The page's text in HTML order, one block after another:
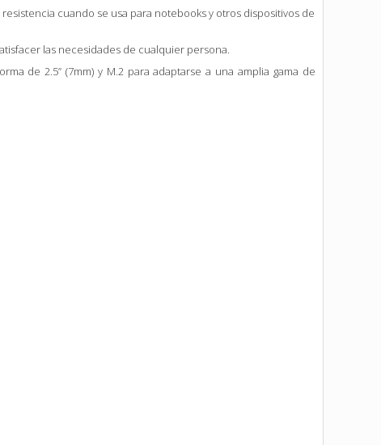
cuando se usa para notebooks y otros dispositivos de
las necesidades de cualquier persona.
de 2.5” (7mm) y M.2 para adaptarse a una amplia gama de